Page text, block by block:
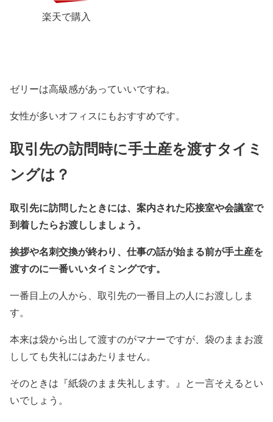
楽天で購入
ゼリーは高級感があっていいですね。
女性が多いオフィスにもおすすめです。
取引先の訪問時に手土産を渡すタイミ
ングは？
取引先に訪問したときには、案内された応接室や会議室で
到着したらお渡ししましょう。
挨拶や名刺交換が終わり、仕事の話が始まる前が手土産を
渡すのに一番いいタイミングです。
一番目上の人から、取引先の一番目上の人にお渡ししま
す。
本来は袋から出して渡すのがマナーですが、袋のままお渡
ししても失礼にはあたりません。
そのときは『紙袋のまま失礼します。』と一言そえるとい
いでしょう。